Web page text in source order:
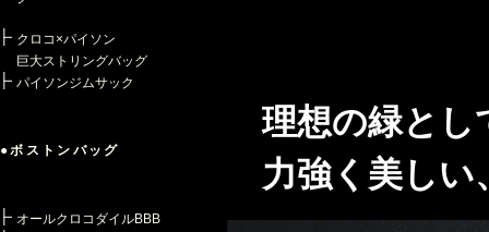
クロコ×パイソン
巨大ストリングバッグ
パイソンジムサック
●ボストンバッグ
オールクロコダイルBBB
理想の緑とし
力強く美しい